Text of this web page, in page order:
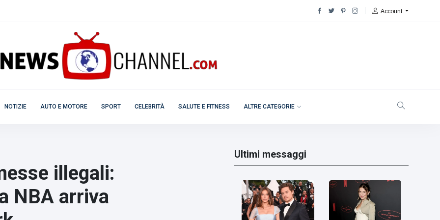
Account
NOTIZIE AUTO E MOTORE SPORT CELEBRITÀ SALUTE E FITNESS ALTRE CATEGORIE
illegali:
NBA arriva
Ultimi messaggi